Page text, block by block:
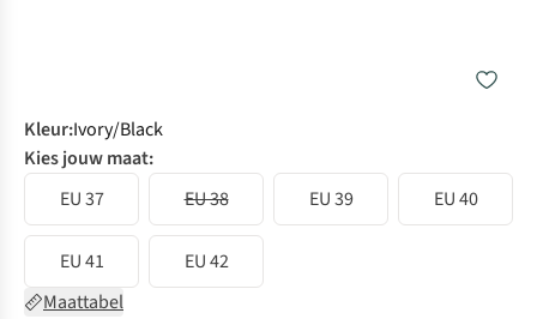
Kleur:Ivory/Black
Kies jouw maat:
EU 37
EU 38 EU 39 EU 40
EU 41
EU 42
Maattabel